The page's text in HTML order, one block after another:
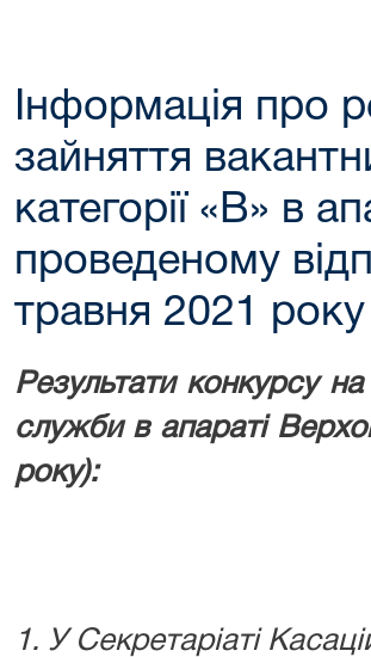
Інформація про
зайняття
категорії «В» в
проведеному
травня 2021
Результати конкурсу
служби в апараті
року):
1. У Секретаріаті